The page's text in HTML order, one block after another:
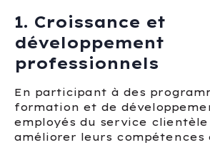
1. Croissance et
développement
professionnels
En participant à des
formation et de
employés du service
améliorer leurs compétences